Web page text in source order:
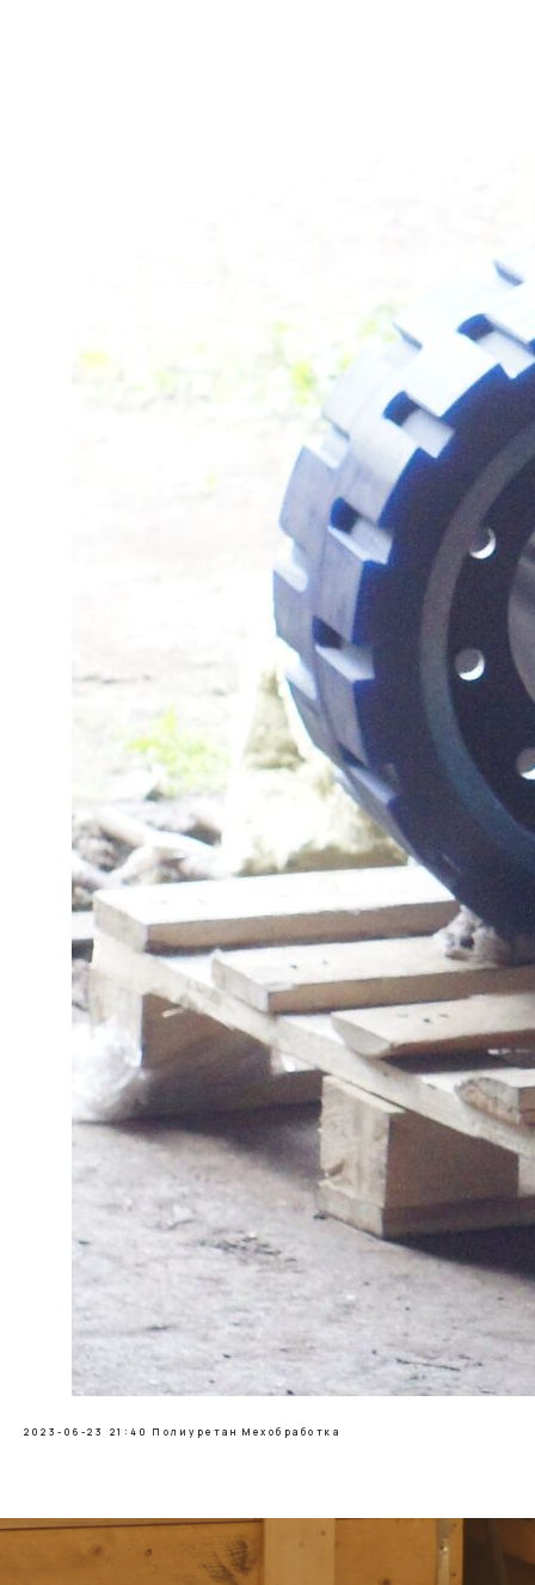
2023-06-23 21:40 Полиуретан Мехобработка